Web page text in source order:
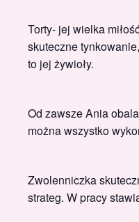
Torty- jej wielka
skuteczne
to jej żywioły.
Od zawsze Ania
można wszystko
Zwolenniczka
strateg. W pracy